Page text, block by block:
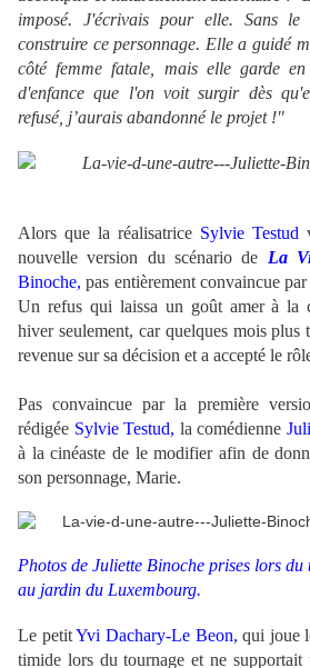
imposé. J'écrivais pour elle. Sans
construire ce personnage. Elle a guidé
côté femme fatale, mais elle garde
d'enfance que l'on voit surgir dès
refusé, j’aurais abandonné le projet !"
Alors que la réalisatrice Sylvie Testud
nouvelle version du scénario de La
Binoche, pas entièrement convaincue
Un refus qui laissa un goût amer à la
hiver seulement, car quelques mois plus
revenue sur sa décision et a accepté le
Pas convaincue par la première
rédigée Sylvie Testud, la comédienne
à la cinéaste de le modifier afin de
son personnage, Marie.
Photos de Juliette Binoche prises lors
au jardin du Luxembourg.
Le petitYvi Dachary-Le Beon, qui joue
timide lors du tournage et ne supportait